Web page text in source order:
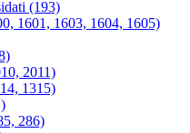
(193)
1601, 1603, 1604, 1605)
2011)
1315)
286)